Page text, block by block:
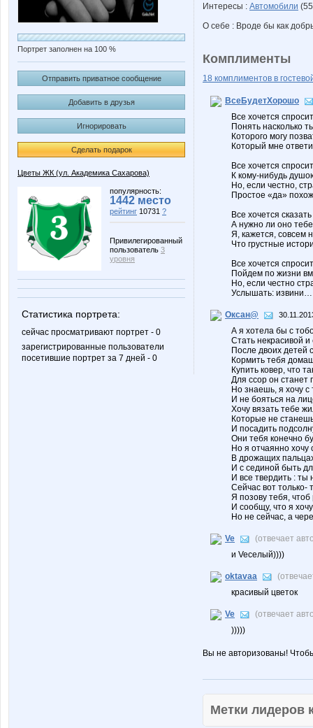
Портрет заполнен на 100 %
Отправить приватное сообщение
Добавить в друзья
Игнорировать
Сделать подарок
Цветы ЖК (ул. Академика Сахарова)
популярность:
1442 место
рейтинг 10731 ?
Привилегированный
пользователь 3
уровня
Статистика портрета:
сейчас просматривают портрет - 0
зарегистрированные пользователи
посетившие портрет за 7 дней - 0
Интересы : Автомобили
О себе : Вроде бы как
Комплименты
18 комплиментов в
ВсеБудетХорошо
Все хочется
Понять насколько
Которого могу
Который мне
Все хочется
К кому-нибудь
Но, если честно,
Простое «да»
Все хочется
А нужно ли оно
Я, кажется, совсем
Что грустные
Все хочется
Пойдем по жизни
Но, если честно
Услышать: извини…
Оксан@
А я хотела бы с
Стать некрасивой и
После двоих детей
Кормить тебя
Купить ковер, что
Для ссор он станет
Но знаешь, я хочу с
И не бояться на
Хочу вязать тебе
Которые не
И посадить
Они тебя конечно
Но я отчаянно хочу
В дрожащих
И с сединой быть
И все твердить :
Сейчас вот только-
Я позову тебя,
И сообщу, что я
Но не сейчас, а
Ve
(отвечает
и Veселый))))
oktavaa
красивый цветок
Ve
(отвечает
)))))
Вы не авторизованы!
Метки